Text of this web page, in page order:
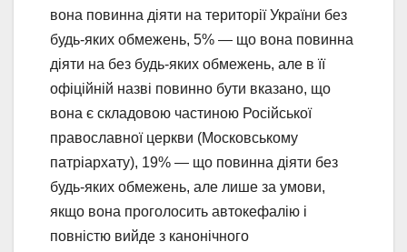
вона повинна діяти на території України без
будь-яких обмежень, 5% — що вона повинна
діяти на без будь-яких обмежень, але в її
офіційній назві повинно бути вказано, що
вона є складовою частиною Російської
православної церкви (Московському
патріархату), 19% — що повинна діяти без
будь-яких обмежень, але лише за умови,
якщо вона проголосить автокефалію і
повністю вийде з канонічного